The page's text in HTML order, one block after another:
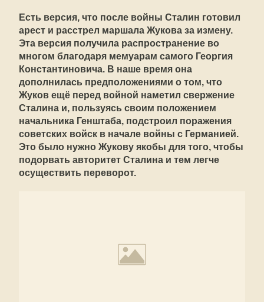
Есть версия, что после войны Сталин готовил
арест и расстрел маршала Жукова за измену.
Эта версия получила распространение во
многом благодаря мемуарам самого Георгия
Константиновича. В наше время она
дополнилась предположениями о том, что
Жуков ещё перед войной наметил свержение
Сталина и, пользуясь своим положением
начальника Генштаба, подстроил поражения
советских войск в начале войны с Германией.
Это было нужно Жукову якобы для того, чтобы
подорвать авторитет Сталина и тем легче
осуществить переворот.